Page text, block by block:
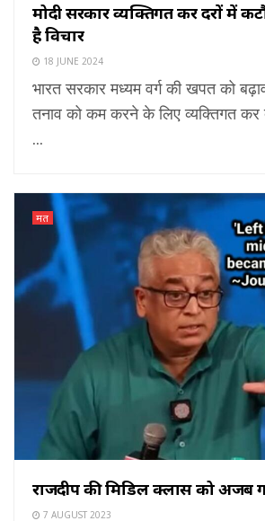
मोदी सरकार व्यक्तिगत कर दरों में
है विचार
18 JUNE 2024
भारत सरकार मध्यम वर्ग की खपत को
तनाव को कम करने के लिए व्यक्तिगत
...
मत
राजदीप की मिडिल क्लास को अजब
7 AUGUST 2023